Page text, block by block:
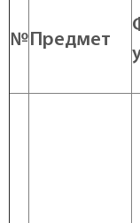
№Предмет